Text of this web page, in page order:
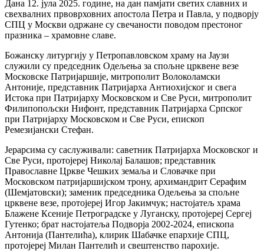
Дана 12. јула 2025. године, на дан памјати светих славних и
свехвалних првоврховних апостола Петра и Павла, у подворју
СПЦ у Москви одржане су свечаности поводом престоног
празника – храмовне славе.
Божанску литургију у Петропавловском храму на Јаузи
служили су председник Одељења за спољне црквене везе
Московске Патријаршије, митрополит Волоколамски
Антоније, представник Патријарха Антиохијског и свега
Истока при Патријарху Московском и Све Руси, митрополит
Филипопољски Нифонт, представник Патријарха Српског
при Патријарху Московском и Све Руси, епископ
Ремезијански Стефан.
Јерарсима су саслуживали: саветник Патријарха Московског и
Све Руси, протојереј Николај Балашов; представник
Православне Цркве Чешких земаља и Словачке при
Московском патријаршијском трону, архимандрит Серафим
(Шемјатовски); заменик председника Одељења за спољне
црквене везе, протојереј Игор Јакимчук; настојатељ храма
Блажене Ксеније Петроградске у Луганску, протојереј Сергеј
Гутенко; брат настојатеља Подворја 2002-2024, епископа
Антонија (Пантелића), клирик Шабачке епархије СПЦ,
протојереј Милан Пантелић и свештенство парохије.